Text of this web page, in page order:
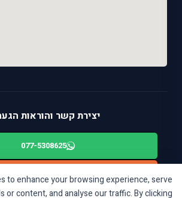
to enhance your browsing experience, serve
or content, and analyse our traffic. By clicking
יצירת קשר והוראות
077-5308625
✉️
alon@tas-israel.co.il